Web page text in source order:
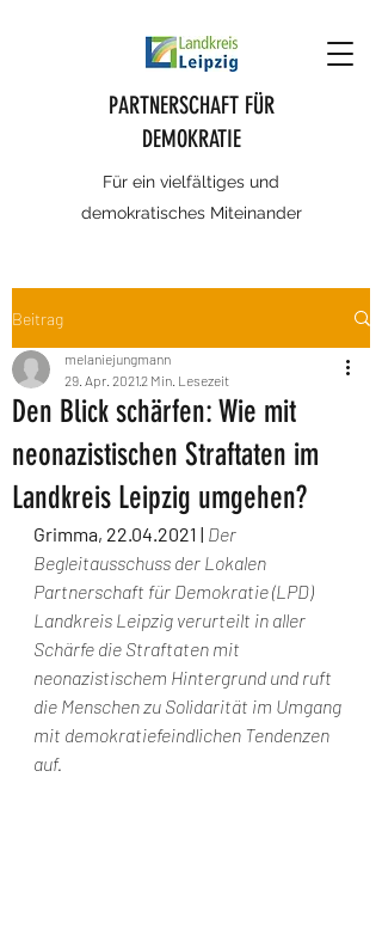
PARTNERSCHAFT FÜR
DEMOKRATIE
Für ein vielfältiges und
demokratisches Miteinander
Beitrag
Den Blick schärfen: Wie mit
neonazistischen Straftaten im
Landkreis Leipzig umgehen?
melaniejungmann
29. Apr. 20212 Min. Lesezeit
Grimma, 22.04.2021 | Der
Begleitausschuss der Lokalen
Partnerschaft für Demokratie (LPD)
Landkreis Leipzig verurteilt in aller
Schärfe die Straftaten mit
neonazistischem Hintergrund und ruft
die Menschen zu Solidarität im Umgang
mit demokratiefeindlichen Tendenzen
auf.